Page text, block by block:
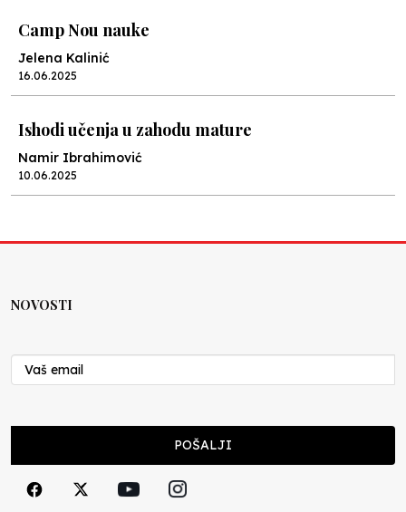
Camp Nou nauke
Jelena Kalinić
16.06.2025
Ishodi učenja u zahodu mature
Namir Ibrahimović
10.06.2025
Nenad Veličković
29.10.2024
Cuke i djeca
NOVOSTI
POŠALJI